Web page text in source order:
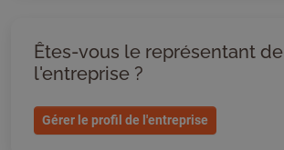
Êtes-vous le représentant de
l'entreprise ?
Gérer le profil de l'entreprise